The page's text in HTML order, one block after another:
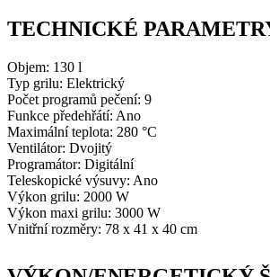
TECHNICKÉ
Objem: 130 l
Typ grilu: Elektrický
Počet programů pečení: 9
Funkce předehřátí: Ano
Maximální teplota: 280 °C
Ventilátor: Dvojitý
Programátor: Digitální
Teleskopické výsuvy: Ano
Výkon grilu: 2000 W
Výkon maxi grilu: 3000 W
Vnitřní rozměry: 78 x 41 x 40 cm